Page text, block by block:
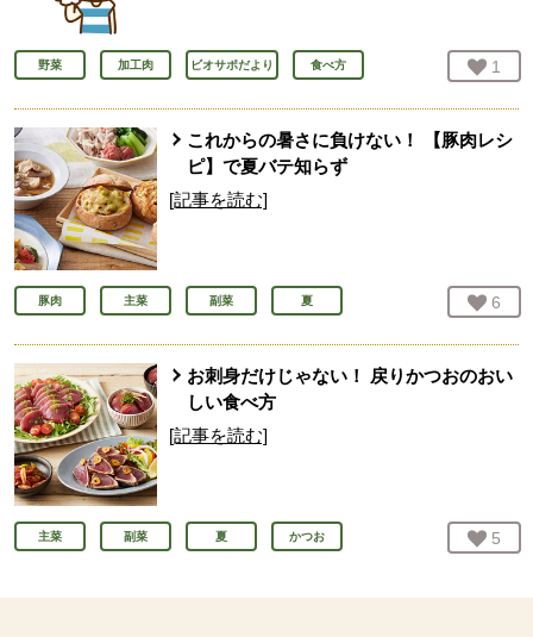
野菜 加工肉 ビオサポだより 食べ方 お気
1
これからの暑さに負けない！ 【豚肉レシ
ピ】で夏バテ知らず
[記事を読む]
豚肉 主菜 副菜 夏 お気
6
お刺身だけじゃない！ 戻りかつおのおい
しい食べ方
[記事を読む]
主菜 副菜 夏 かつお お気
5